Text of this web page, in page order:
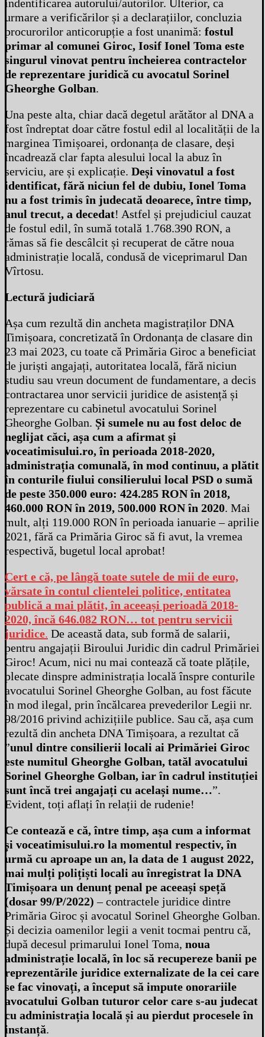
indentificarea autorului/autorilor. Ulterior, ca
urmare a verificărilor și a declarațiilor, concluzia
procurorilor anticorupție a fost unanimă: fostul
primar al comunei Giroc, Iosif Ionel Toma este
singurul vinovat pentru încheierea contractelor
de reprezentare juridică cu avocatul Sorinel
Gheorghe Golban.
Una peste alta, chiar dacă degetul arătător al DNA a
fost îndreptat doar către fostul edil al localității de la
marginea Timișoarei, ordonanța de clasare, deși
încadrează clar fapta alesului local la abuz în
serviciu, are și explicație. Deși vinovatul a fost
identificat, fără niciun fel de dubiu, Ionel Toma
nu a fost trimis în judecată deoarece, între timp,
anul trecut, a decedat! Astfel și prejudiciul cauzat
de fostul edil, în sumă totală 1.768.390 RON, a
rămas să fie descâlcit și recuperat de către noua
administrație locală, condusă de viceprimarul Dan
Vîrtosu.
Lectură judiciară
Așa cum rezultă din ancheta magistraților DNA
Timișoara, concretizată în Ordonanța de clasare din
23 mai 2023, cu toate că Primăria Giroc a beneficiat
de juriști angajați, autoritatea locală, fără niciun
studiu sau vreun document de fundamentare, a decis
contractarea unor servicii juridice de asistență și
reprezentare cu cabinetul avocatului Sorinel
Gheorghe Golban. Și sumele nu au fost deloc de
neglijat căci, așa cum a afirmat și
voceatimisului.ro, în perioada 2018-2020,
administrația comunală, în mod continuu, a plătit
în conturile fiului consilierului local PSD o sumă
de peste 350.000 euro: 424.285 RON în 2018,
460.000 RON în 2019, 500.000 RON în 2020. Mai
mult, alți 119.000 RON în perioada ianuarie – aprilie
2021, fără ca Primăria Giroc să fi avut, la vremea
respectivă, bugetul local aprobat!
Cert e că, pe lângă toate sutele de mii de euro,
vărsate în contul clientelei politice, entitatea
publică a mai plătit, în aceeași perioadă 2018-
2020, încă 646.082 RON… tot pentru servicii
juridice. De această data, sub formă de salarii,
pentru angajații Biroului Juridic din cadrul Primăriei
Giroc! Acum, nici nu mai contează că toate plățile,
plecate dinspre administrația locală înspre conturile
avocatului Sorinel Gheorghe Golban, au fost făcute
în mod ilegal, prin încălcarea prevederilor Legii nr.
98/2016 privind achizițiile publice. Sau că, așa cum
rezultă din ancheta DNA Timișoara, a rezultat că
”unul dintre consilierii locali ai Primăriei Giroc
este numitul Gheorghe Golban, tatăl avocatului
Sorinel Gheorghe Golban, iar în cadrul instituției
sunt încă trei angajați cu același nume…”.
Evident, toți aflați în relații de rudenie!
Ce contează e că, între timp, așa cum a informat
și voceatimisului.ro la momentul respectiv, în
urmă cu aproape un an, la data de 1 august 2022,
mai mulți polițiști locali au înregistrat la DNA
Timișoara un denunț penal pe aceeași speță
(dosar 99/P/2022) – contractele juridice dintre
Primăria Giroc și avocatul Sorinel Gheorghe Golban.
Și decizia oamenilor legii a venit tocmai pentru că,
după decesul primarului Ionel Toma, noua
administrație locală, în loc să recupereze banii pe
reprezentările juridice externalizate de la cei care
se fac vinovați, a început să impute onorariile
avocatului Golban tuturor celor care s-au judecat
cu administrația locală și au pierdut procesele în
instanță.